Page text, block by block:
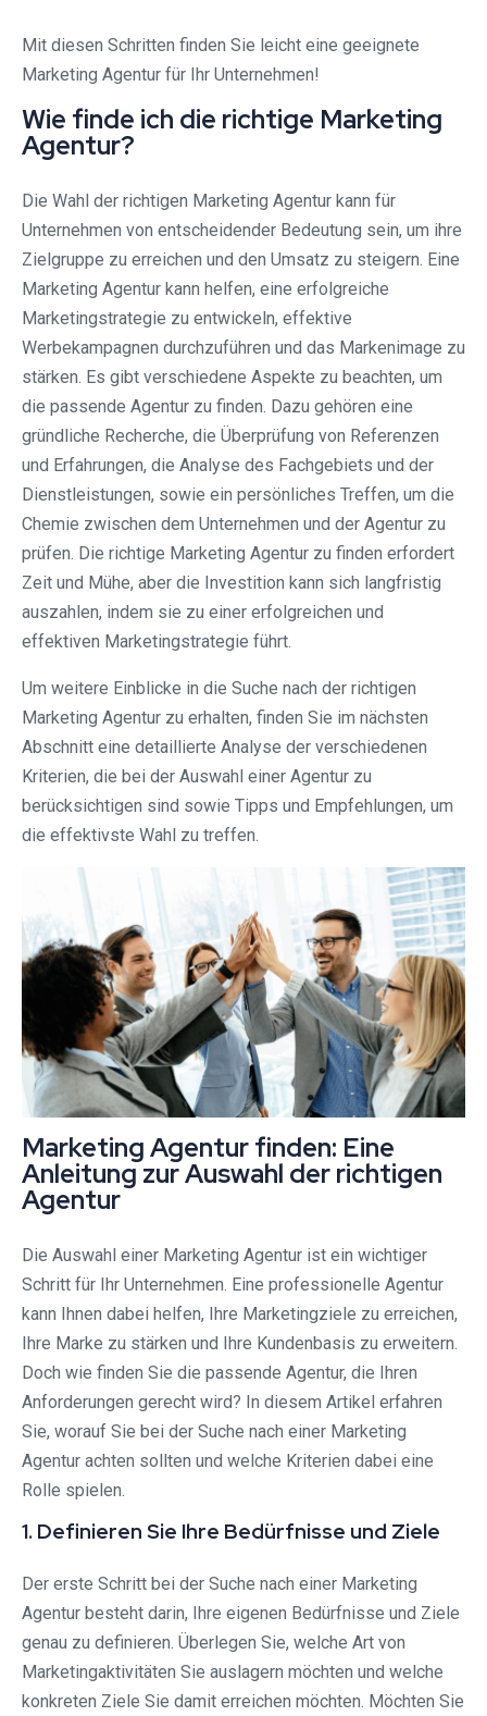
Mit diesen Schritten finden Sie leicht eine geeignete
Marketing Agentur für Ihr Unternehmen!
Wie finde ich die richtige Marketing
Agentur?
Die Wahl der richtigen Marketing Agentur kann für
Unternehmen von entscheidender Bedeutung sein, um ihre
Zielgruppe zu erreichen und den Umsatz zu steigern. Eine
Marketing Agentur kann helfen, eine erfolgreiche
Marketingstrategie zu entwickeln, effektive
Werbekampagnen durchzuführen und das Markenimage zu
stärken. Es gibt verschiedene Aspekte zu beachten, um
die passende Agentur zu finden. Dazu gehören eine
gründliche Recherche, die Überprüfung von Referenzen
und Erfahrungen, die Analyse des Fachgebiets und der
Dienstleistungen, sowie ein persönliches Treffen, um die
Chemie zwischen dem Unternehmen und der Agentur zu
prüfen. Die richtige Marketing Agentur zu finden erfordert
Zeit und Mühe, aber die Investition kann sich langfristig
auszahlen, indem sie zu einer erfolgreichen und
effektiven Marketingstrategie führt.
Um weitere Einblicke in die Suche nach der richtigen
Marketing Agentur zu erhalten, finden Sie im nächsten
Abschnitt eine detaillierte Analyse der verschiedenen
Kriterien, die bei der Auswahl einer Agentur zu
berücksichtigen sind sowie Tipps und Empfehlungen, um
die effektivste Wahl zu treffen.
Marketing Agentur finden: Eine
Anleitung zur Auswahl der richtigen
Agentur
Die Auswahl einer Marketing Agentur ist ein wichtiger
Schritt für Ihr Unternehmen. Eine professionelle Agentur
kann Ihnen dabei helfen, Ihre Marketingziele zu erreichen,
Ihre Marke zu stärken und Ihre Kundenbasis zu erweitern.
Doch wie finden Sie die passende Agentur, die Ihren
Anforderungen gerecht wird? In diesem Artikel erfahren
Sie, worauf Sie bei der Suche nach einer Marketing
Agentur achten sollten und welche Kriterien dabei eine
Rolle spielen.
1. Definieren Sie Ihre Bedürfnisse und Ziele
Der erste Schritt bei der Suche nach einer Marketing
Agentur besteht darin, Ihre eigenen Bedürfnisse und Ziele
genau zu definieren. Überlegen Sie, welche Art von
Marketingaktivitäten Sie auslagern möchten und welche
konkreten Ziele Sie damit erreichen möchten. Möchten Sie